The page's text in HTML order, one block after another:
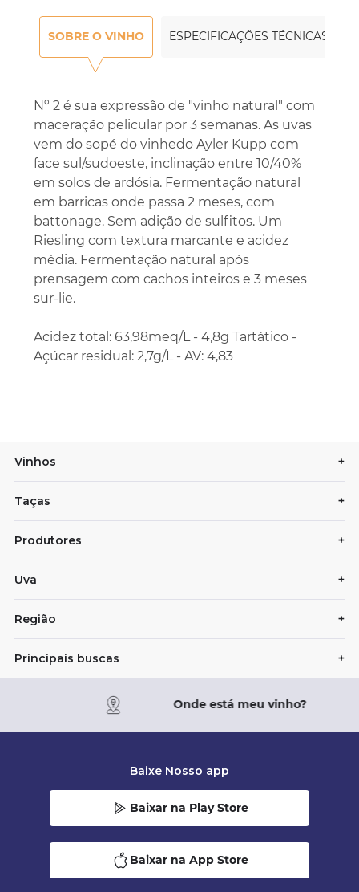
SOBRE O VINHO ESPECIFICAÇÕES TÉCNICAS
Nº 2 é sua expressão de "vinho natural" com
maceração pelicular por 3 semanas. As uvas
vem do sopé do vinhedo Ayler Kupp com
face sul/sudoeste, inclinação entre 10/40%
em solos de ardósia. Fermentação natural
em barricas onde passa 2 meses, com
battonage. Sem adição de sulfitos. Um
Riesling com textura marcante e acidez
média. Fermentação natural após
prensagem com cachos inteiros e 3 meses
sur-lie.
Acidez total: 63,98meq/L - 4,8g Tartático -
Açúcar residual: 2,7g/L - AV: 4,83
Vinhos +
Taças +
Produtores +
Uva +
Região +
Principais buscas +
Onde está meu vinho?
Baixe Nosso app
Baixar na Play Store
Baixar na App Store